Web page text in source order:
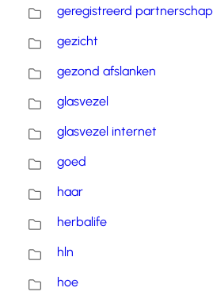
geregistreerd partnerschap
gezicht
gezond afslanken
glasvezel
glasvezel internet
goed
haar
herbalife
hln
hoe